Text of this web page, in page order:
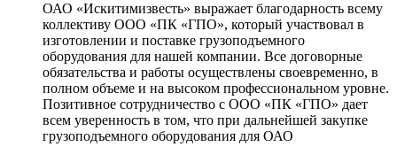
ОАО «Искитимизвесть» выражает благодарность всему
коллективу ООО «ПК «ГПО», который участвовал в
изготовлении и поставке грузоподъемного
оборудования для нашей компании. Все договорные
обязательства и работы осуществлены своевременно, в
полном объеме и на высоком профессиональном уровне.
Позитивное сотрудничество с ООО «ПК «ГПО» дает
всем уверенность в том, что при дальнейшей закупке
грузоподъемного оборудования для ОАО